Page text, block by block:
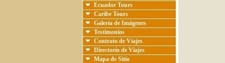
Ecuador Tours
Caribe Tours
Galería de Imágenes
Testimonios
Contrato de Viajes
Directorio de Viajes
Mapa de Sitio